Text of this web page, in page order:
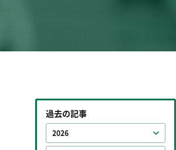
過去の記事
2026